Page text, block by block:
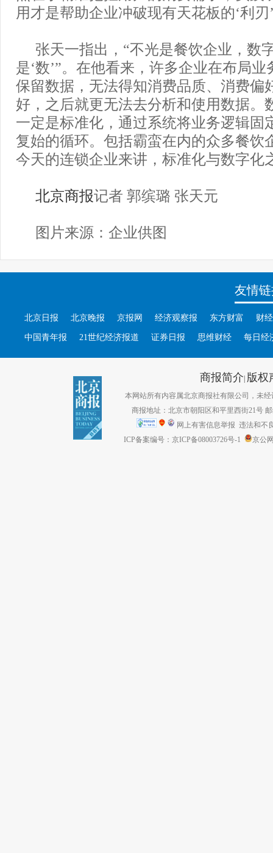
用才是帮助企业冲破现有天花板的‘利刃
张天一指出，“不光是餐饮企业，数
是‘数’”。在他看来，许多企业在布局
保留数据，无法得知消费品质、消费偏
好，之后就更无法去分析和使用数据。
一定是标准化，通过系统将业务逻辑固
复始的循环。包括霸蛮在内的众多餐饮
今天的连锁企业来讲，标准化与数字化
北京商报记者 郭缤璐 张天元
图片来源：企业供图
友情
北京日报 北京晚报 京报网 经济观察报 东方财富 财
中国青年报 21世纪经济报道 证券日报 思维财经 每日经
商报简介 版权
本网站所有内容属北京商报社有限公司，未经
商报地址：北京市朝阳区和平里西街21号
网上有害信息举报 违法和不
ICP备案编号：京ICP备08003726号-1
京公